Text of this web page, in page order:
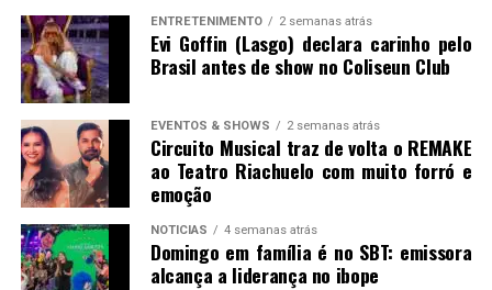
ENTRETENIMENTO 2 semanas atrás
Evi Goffin (Lasgo) declara carinho pelo
Brasil antes de show no Coliseun Club
EVENTOS & SHOWS 2 semanas atrás
Circuito Musical traz de volta o REMAKE
ao Teatro Riachuelo com muito forró e
emoção
NOTICIAS 4 semanas atrás
Domingo em família é no SBT: emissora
alcança a liderança no ibope